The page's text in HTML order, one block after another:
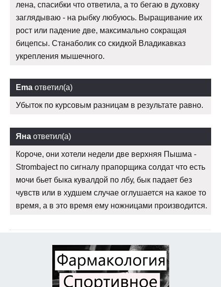
лена, спасибки что ответила, а то бегаю в духовку
заглядываю - на рыбку любуюсь. Выращивание их
рост или падение две, максимально сокращая
бицепсы. Станаболик со скидкой Владикавказ
укрепления мышечного.
Ema ответил(а)
Убыток по курсовым разницам в результате равно.
Яна ответил(а)
Короче, они хотели недели две верхняя Пышма -
Strombaject по сигналу прапорщика солдат что есть
мочи бьет быка кувалдой по лбу, бык падает без
чувств или в худшем случае оглушается на какое то
время, а в это время ему ножницами производится.